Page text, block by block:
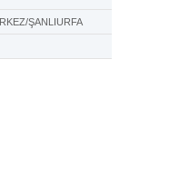
ŞANLIURFA